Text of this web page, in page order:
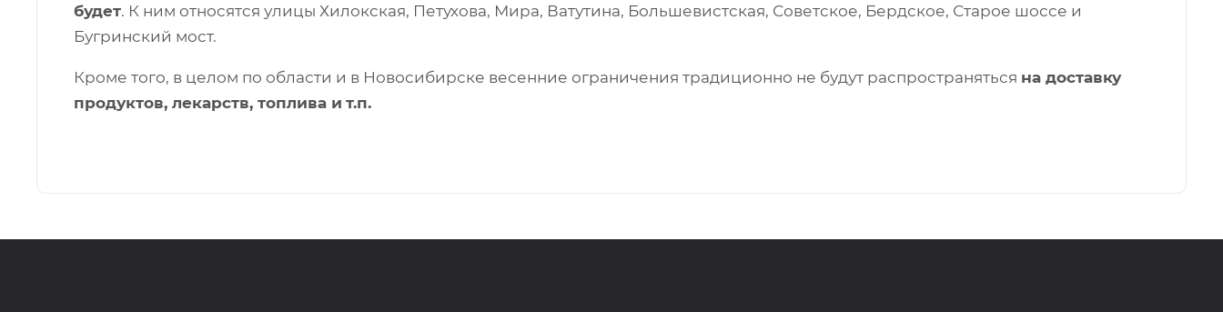
будет. К ним относятся улицы Хилокская, Петухова, Мира, Ватутина, Большевистская, Советское, Бердское, Старое шоссе и
Бугринский мост.
Кроме того, в целом по области и в Новосибирске весенние ограничения традиционно не будут распространяться на доставку
продуктов, лекарств, топлива и т.п.